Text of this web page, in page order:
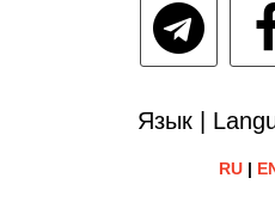
Язык |
RU|